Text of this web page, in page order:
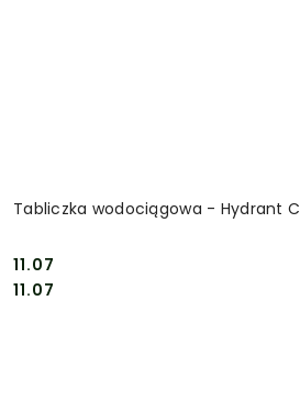
Tabliczka wodociągowa - Hydrant
Cena:
11.07
Cena:
11.07